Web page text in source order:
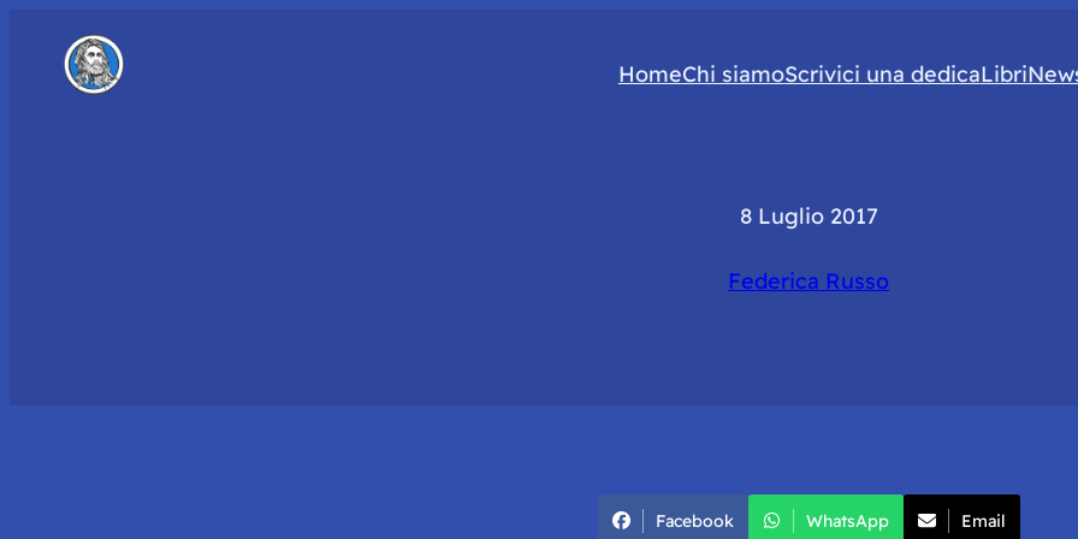
HomeChi siamoScrivici una dedicaLibri
8 Luglio 2017
Federica Russo
Facebook WhatsApp Email